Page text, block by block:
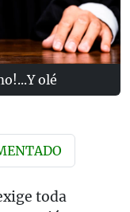
olé
toda